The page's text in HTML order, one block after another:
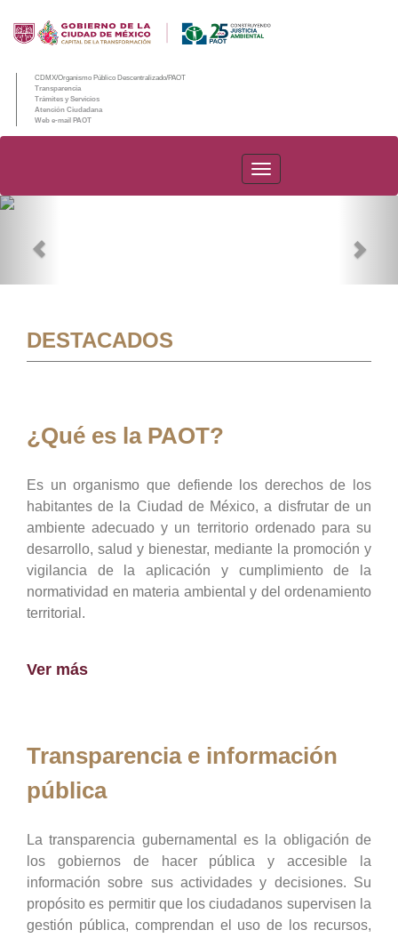
CDMX/Organismo Público Descentralizado/PAOT
Transparencia
Trámites y Servicios
Atención Ciudadana
Web e-mail PAOT
PAOT
DESTACADOS
¿Qué es la PAOT?
Es un organismo que defiende los derechos de los
habitantes de la Ciudad de México, a disfrutar de un
ambiente adecuado y un territorio ordenado para su
desarrollo, salud y bienestar, mediante la promoción y
vigilancia de la aplicación y cumplimiento de la
normatividad en materia ambiental y del ordenamiento
territorial.
Ver más
Transparencia e información
pública
La transparencia gubernamental es la obligación de
los gobiernos de hacer pública y accesible la
información sobre sus actividades y decisiones. Su
propósito es permitir que los ciudadanos supervisen la
gestión pública, comprendan el uso de los recursos,